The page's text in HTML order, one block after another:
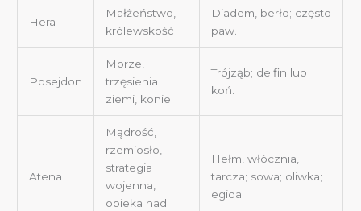
Hera
Małżeństwo,
królewskość
Diadem, berło; często
paw.
Posejdon
Morze,
trzęsienia
ziemi, konie
Trójząb; delfin lub
koń.
Atena
Mądrość,
rzemiosło,
strategia
wojenna,
opieka nad
Hełm, włócznia,
tarcza; sowa; oliwka;
egida.